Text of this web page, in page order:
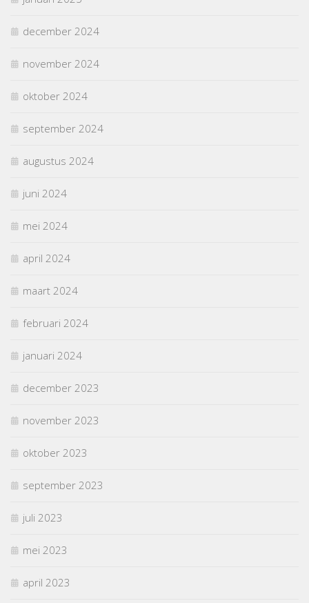
december 2024
november 2024
oktober 2024
september 2024
augustus 2024
juni 2024
mei 2024
april 2024
maart 2024
februari 2024
januari 2024
december 2023
november 2023
oktober 2023
september 2023
juli 2023
mei 2023
april 2023